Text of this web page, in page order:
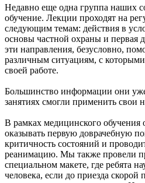
Недавно еще одна группа наших
обучение. Лекции проходят на
следующим темам: действия в
основы частной охраны и первая
эти направления, безусловно,
различным ситуациям, с
своей работе.
Большинство информации они
занятиях смогли применить свои
В рамках медицинского обучения
оказывать первую доврачебную
критичность состояний и
реанимацию. Мы также провели
специальном макете, где ребята
человека, если до приезда